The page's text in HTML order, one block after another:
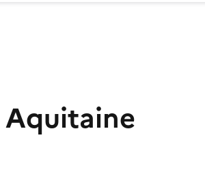
Aquitaine